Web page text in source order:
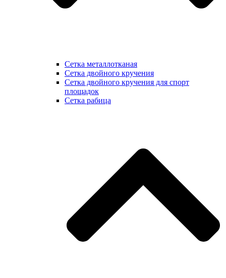
Сетка металлотканая
Сетка двойного кручения
Сетка двойного кручения для спорт
площадок
Сетка рабица